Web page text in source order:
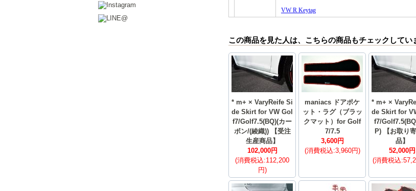
この商品を見た人は、こちらの商品もチェックしてい
* m+ × VaryReife Si
de Skirt for VW Gol
f7/Golf7.5(BQ)(カー
ボン/(綾織)) 【受注
生産商品】
102,000円
(消費税込:112,200
円)
maniacs ドアポケ
ット・ラグ（ブラッ
クマット）for Golf
7/7.5
3,600円
(消費税込:3,960円)
* m+ ×
de Skirt for
f7/
P) 【お取り
品】
52,000円
(消費税込